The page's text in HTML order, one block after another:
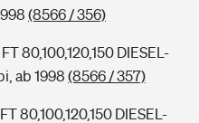
(8566 / 356)
80,100,120,150 DIESEL-
ab 1998 (8566 / 357)
80,100,120,150 DIESEL-